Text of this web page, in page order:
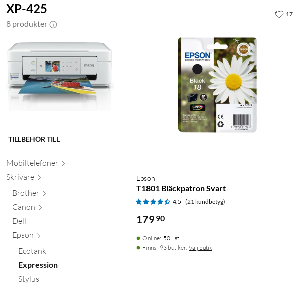
XP-425
8 produkter
TILLBEHÖR TILL
Mobiltelefoner
Skrivare
Brother
Canon
Dell
Epson
Ecotank
Expression
Stylus
Epson
T1801 Bläckpatron Svart
4.5 (21 kundbetyg)
179 90
Online: 50+ st
Finns i 93 butiker. Välj butik
17